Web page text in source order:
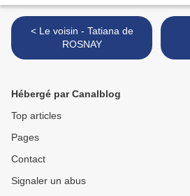
< Le voisin - Tatiana de
ROSNAY
Hébergé par Canalblog
Top articles
Pages
Contact
Signaler un abus